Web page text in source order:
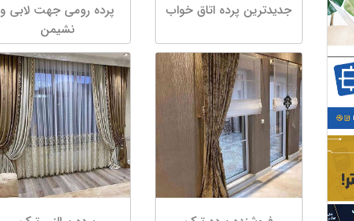
جدیدترین پرده اتاق خواب
پرده رومى جهت لابى و
نشیمن